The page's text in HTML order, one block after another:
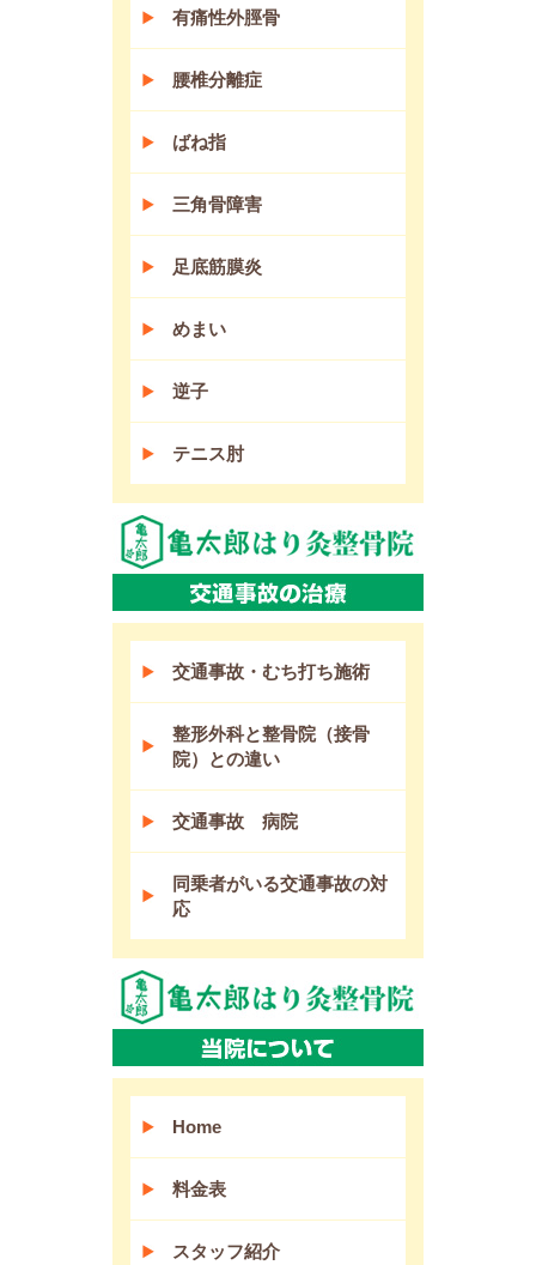
有痛性外脛骨
腰椎分離症
ばね指
三角骨障害
足底筋膜炎
めまい
逆子
テニス肘
交通事故・むち打ち施術
整形外科と整骨院（接骨
院）との違い
交通事故 病院
同乗者がいる交通事故の対
応
Home
料金表
スタッフ紹介